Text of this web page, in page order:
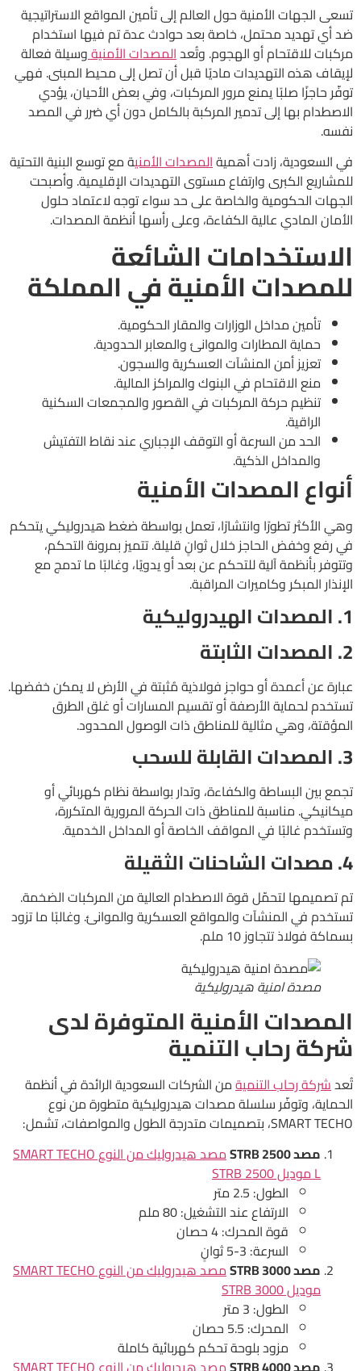
تسعى الجهات الأمنية حول العالم إلى تأمين المواقع الاستراتيجية
ضد أي تهديد محتمل، خاصة بعد حوادث عدة تم فيها استخدام
مركبات للاقتحام أو الهجوم. وتُعدالمصدات الأمنيةوسيلة فعالة
لإيقاف هذه التهديدات ماديًا قبل أن تصل إلى محيط المبنى. فهي
توفّر حاجزًا صلبًا يمنع مرور المركبات، وفي بعض الأحيان، يؤدي
الاصطدام بها إلى تدمير المركبة بالكامل دون أي ضرر في المصد
نفسه.
في السعودية، زادت أهميةالمصدات الأمنية مع توسع البنية التحتية
للمشاريع الكبرى وارتفاع مستوى التهديدات الإقليمية. وأصبحت
الجهات الحكومية والخاصة على حد سواء توجه لاعتماد حلول
الأمان المادي عالية الكفاءة، وعلى رأسها أنظمة المصدات.
الاستخدامات الشائعة
للمصدات الأمنية في المملكة
تأمين مداخل الوزارات والمقار الحكومية.
حماية المطارات والموانئ والمعابر الحدودية.
تعزيز أمن المنشآت العسكرية والسجون.
منع الاقتحام في البنوك والمراكز المالية.
تنظيم حركة المركبات في القصور والمجمعات السكنية
الراقية.
الحد من السرعة أو التوقف الإجباري عند نقاط التفتيش
والمداخل الذكية.
أنواع المصدات الأمنية
وهي الأكثر تطورًا وانتشارًا، تعمل بواسطة ضغط هيدروليكي يتحكم
في رفع وخفض الحاجز خلال ثوانٍ قليلة. تتميز بمرونة التحكم،
وتتوفر بأنظمة آلية للتحكم عن بعد أو يدويًا، وغالبًا ما تدمج مع
الإنذار المبكر وكاميرات المراقبة.
1. المصدات الهيدروليكية
2. المصدات الثابتة
عبارة عن أعمدة أو حواجز فولاذية مُثبتة في الأرض لا يمكن خفضها.
تستخدم لحماية الأرصفة أو تقسيم المسارات أو غلق الطرق
المؤقتة، وهي مثالية للمناطق ذات الوصول المحدود.
3. المصدات القابلة للسحب
تجمع بين البساطة والكفاءة، وتدار بواسطة نظام كهربائي أو
ميكانيكي. مناسبة للمناطق ذات الحركة المرورية المتكررة،
وتستخدم غالبًا في المواقف الخاصة أو المداخل الخدمية.
4. مصدات الشاحنات الثقيلة
تم تصميمها لتحمّل قوة الاصطدام العالية من المركبات الضخمة.
تستخدم في المنشآت والمواقع العسكرية والموانئ. وغالبًا ما تزود
بسماكة فولاذ تتجاوز 10 ملم.
مصدة امنية هيدروليكية
المصدات الأمنية المتوفرة لدى
شركة رحاب التنمية
تُعدشركة رحاب التنميةمن الشركات السعودية الرائدة في أنظمة
الحماية، وتوفّر سلسلة مصدات هيدروليكية متطورة من نوع
SMART TECHO، بتصميمات متدرجة الطول والمواصفات، تشمل:
مصد STRB 2500
مصد هيدروليك من النوع SMART TECHO
L موديل STRB 2500
الطول: 2.5 متر
الارتفاع عند التشغيل: 80 ملم
قوة المحرك: 4 حصان
السرعة: 3-5 ثوانٍ
مصد STRB 3000
مصد هيدروليك من النوع SMART TECHO
موديل STRB 3000
الطول: 3 متر
المحرك: 5.5 حصان
مزود بلوحة تحكم كهربائية كاملة